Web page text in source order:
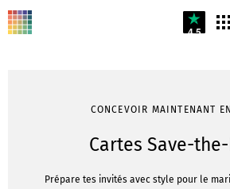
4.5
CONCEVOIR MAINTENANT
Cartes Save-
Prépare tes invités avec style pour le